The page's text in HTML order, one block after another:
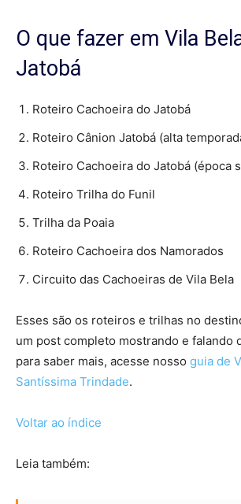
O que fazer em Vila
Jatobá
Roteiro Cachoeira do Jatobá
Roteiro Cânion Jatobá (alta
Roteiro Cachoeira do Jatobá (época
Roteiro Trilha do Funil
Trilha da Poaia
Roteiro Cachoeira dos Namorados
Circuito das Cachoeiras de Vila Bela
Esses são os roteiros e trilhas no
um post completo mostrando e falando
para saber mais, acesse nosso guia de
Santíssima Trindade.
Voltar ao índice
Leia também: